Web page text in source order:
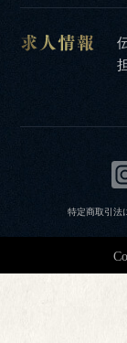
特定商取引法